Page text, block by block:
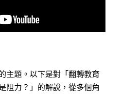
主題。以下是對「翻轉教育
阻力？」的解說，從多個角